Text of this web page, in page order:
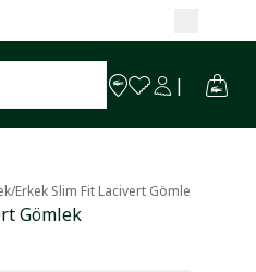
/Erkek Slim Fit Lacivert Gömlek
Gömlek